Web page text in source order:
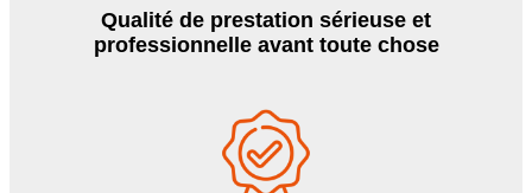
Qualité de prestation sérieuse et
professionnelle avant toute chose